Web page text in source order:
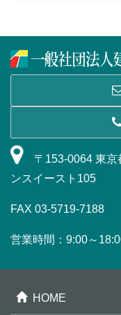
〒153-0064 東
ンスイースト105
FAX 03-5719-7188
営業時間：9:00～
HOME